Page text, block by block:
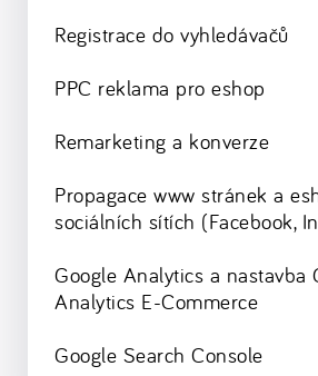
Registrace do vyhledávačů
PPC reklama pro eshop
Remarketing a konverze
Propagace www stránek a
sociálních sítích (Facebook,
Google Analytics a nastavba
Analytics E-Commerce
Google Search Console